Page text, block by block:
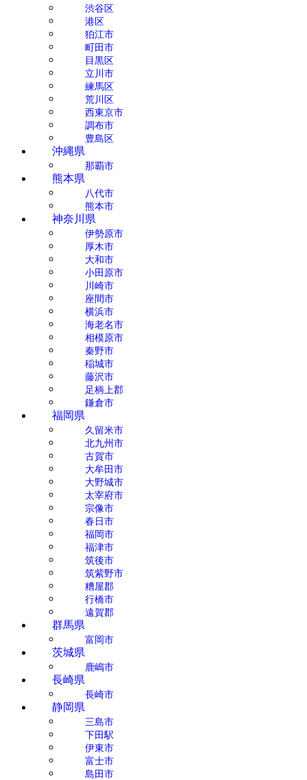
渋谷区
港区
狛江市
町田市
目黒区
立川市
練馬区
荒川区
西東京市
調布市
豊島区
沖縄県
那覇市
熊本県
八代市
熊本市
神奈川県
伊勢原市
厚木市
大和市
小田原市
川崎市
座間市
横浜市
海老名市
相模原市
秦野市
稲城市
藤沢市
足柄上郡
鎌倉市
福岡県
久留米市
北九州市
古賀市
大牟田市
大野城市
太宰府市
宗像市
春日市
福岡市
福津市
筑後市
筑紫野市
糟屋郡
行橋市
遠賀郡
群馬県
富岡市
茨城県
鹿嶋市
長崎県
長崎市
静岡県
三島市
下田駅
伊東市
富士市
島田市